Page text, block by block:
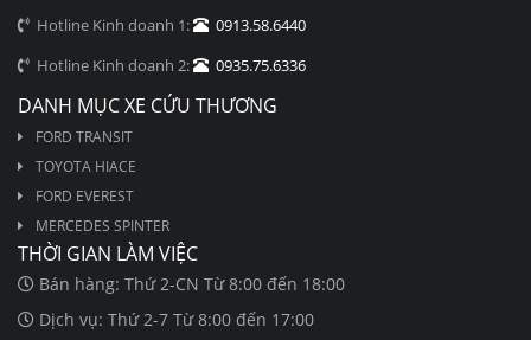
Hotline Kinh doanh 1:
0913.58.6440
Hotline Kinh doanh 2:
0935.75.6336
DANH MỤC XE CỨU THƯƠNG
FORD TRANSIT
TOYOTA HIACE
FORD EVEREST
MERCEDES SPINTER
THỜI GIAN LÀM VIỆC
Bán hàng: Thứ 2-CN Từ 8:00 đến 18:00
Dịch vụ: Thứ 2-7 Từ 8:00 đến 17:00